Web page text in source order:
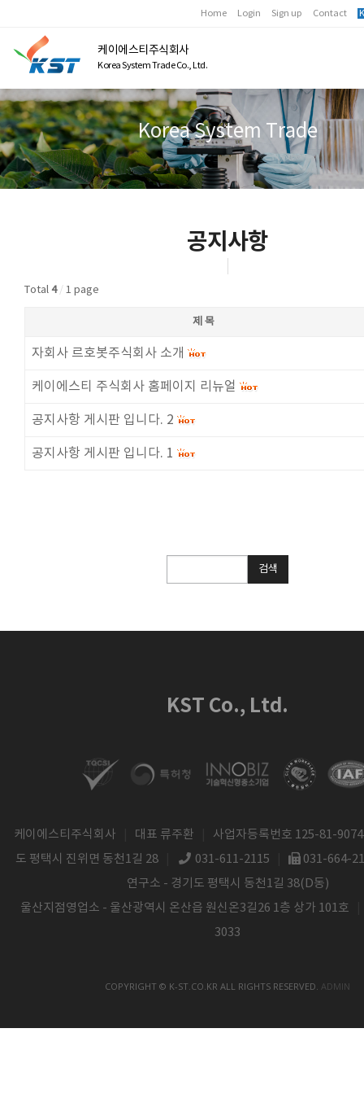
Home Login Sign up Contact
케이에스티주식회사
Korea System Trade Co., Ltd.
Korea System Trade
공지사항
Total 4 / 1 page
제 목
자회사 르호봇주식회사 소개
케이에스티 주식회사 홈페이지 리뉴얼
공지사항 게시판 입니다. 2
공지사항 게시판 입니다. 1
검색
KST Co., Ltd.
케이에스티주식회사 대표 류주환
사업자등록번호 125-81-
도 평택시 진위면 동천1길 28
031-611-2115
031-664-
연구소 - 경기도 평택시 동천1길 38(D동)
울산지점영업소 - 울산광역시 온산읍 원신온3길26 1층 상가 101호
3033
COPYRIGHT © K-ST.CO.KR ALL RIGHTS RESERVED. ADMIN